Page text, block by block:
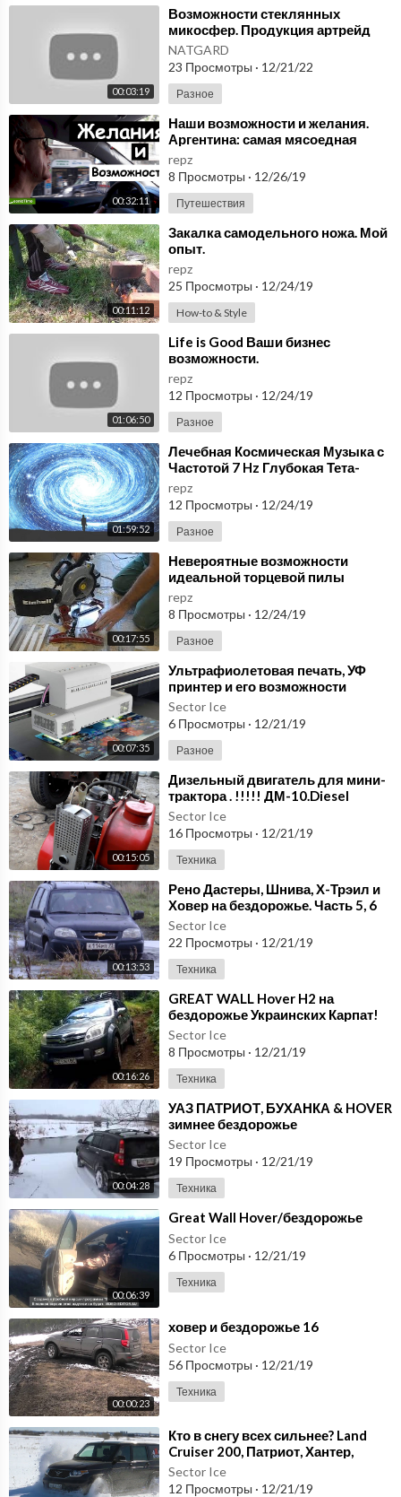
00:03:19
⁣Возможности стеклянных
микосфер. Продукция артрейд
микросферы
NATGARD
23 Просмотры · 12/21/22
Разное
00:32:11
⁣Наши возможности и желания.
Аргентина: самая мясоедная
страна?
repz
8 Просмотры · 12/26/19
Путешествия
00:11:12
⁣Закалка самодельного ножа. Мой
опыт.
repz
25 Просмотры · 12/24/19
How-to & Style
01:06:50
⁣Life is Good Ваши бизнес
возможности.
repz
12 Просмотры · 12/24/19
Разное
01:59:52
⁣Лечебная Космическая Музыка с
Частотой 7 Hz Глубокая Тета-
Медитация Скрытые
Возможности Нашего Мозга
repz
12 Просмотры · 12/24/19
Разное
00:17:55
⁣Невероятные возможности
идеальной торцевой пилы
repz
8 Просмотры · 12/24/19
Разное
00:07:35
⁣Ультрафиолетовая печать, УФ
принтер и его возможности
Sector Ice
6 Просмотры · 12/21/19
Разное
00:15:05
⁣Дизельный двигатель для мини-
трактора . !!!!! ДМ-10.Diesel
engine for mini tractor . !!!!! DM-
10.
Sector Ice
16 Просмотры · 12/21/19
Техника
00:13:53
⁣Рено Дастеры, Шнива, Х-Трэил и
Ховер на бездорожье. Часть 5, 6
Sector Ice
22 Просмотры · 12/21/19
Техника
00:16:26
⁣GREAT WALL Hover H2 на
бездорожье Украинских Карпат!
Sector Ice
8 Просмотры · 12/21/19
Техника
00:04:28
⁣УАЗ ПАТРИОТ, БУХАНКА & HOVER
зимнее бездорожье
Sector Ice
19 Просмотры · 12/21/19
Техника
00:06:39
⁣Great Wall Hover/бездорожье
Sector Ice
6 Просмотры · 12/21/19
Техника
00:00:23
⁣ховер и бездорожье 16
Sector Ice
56 Просмотры · 12/21/19
Техника
⁣Кто в снегу всех сильнее? Land
Cruiser 200, Патриот, Хантер,
Amarok, Hover, Нивы. Бездорожье
2018
Sector Ice
12 Просмотры · 12/21/19